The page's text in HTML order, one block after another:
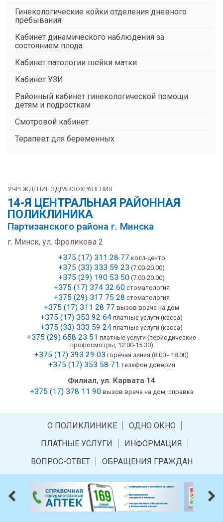
Гинекологические койки отделения дневного
пребывания
Кабинет динамического наблюдения за
состоянием плода
Кабинет патологии шейки матки
Кабинет УЗИ
Районный кабинет гинекологической помощи
детям и подросткам
Смотровой кабинет
Терапевт для беременных
УЧРЕЖДЕНИЕ ЗДРАВООХРАНЕНИЯ
14-Я ЦЕНТРАЛЬНАЯ РАЙОННАЯ
ПОЛИКЛИНИКА
Партизанского района г. Минска
г. Минск, ул. Фроликова 2
+375 (17) 311 28 77 колл-центр
+375 (33) 333 59 23 (7.00-20.00)
+375 (29) 190 53 50 (7.00-20.00)
+375 (17) 374 32 60стоматология
+375 (29) 317 75 28 стоматология
+375 (17) 311 28 77 вызов врача на дом
+375 (17) 353 92 64 платные услуги (касса)
+375 (33) 333 59 24 платные услуги (касса)
+375 (29) 658 23 51 платные услуги (периодические
профосмотры, 12:00-15:30)
+375 (17) 393 29 03 горячая линия (8.00 - 18.00)
+375 (17) 353 58 71 телефон доверия
Филиал, ул. Карвата 14
+375 (17) 378 11 90вызов врача на дом, справка
О ПОЛИКЛИНИКЕ
ОДНО ОКНО
ПЛАТНЫЕ УСЛУГИ
ИНФОРМАЦИЯ
ВОПРОС-ОТВЕТ
ОБРАЩЕНИЯ ГРАЖДАН